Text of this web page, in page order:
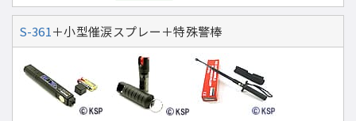
S-361＋小型催涙スプレー＋特殊警棒